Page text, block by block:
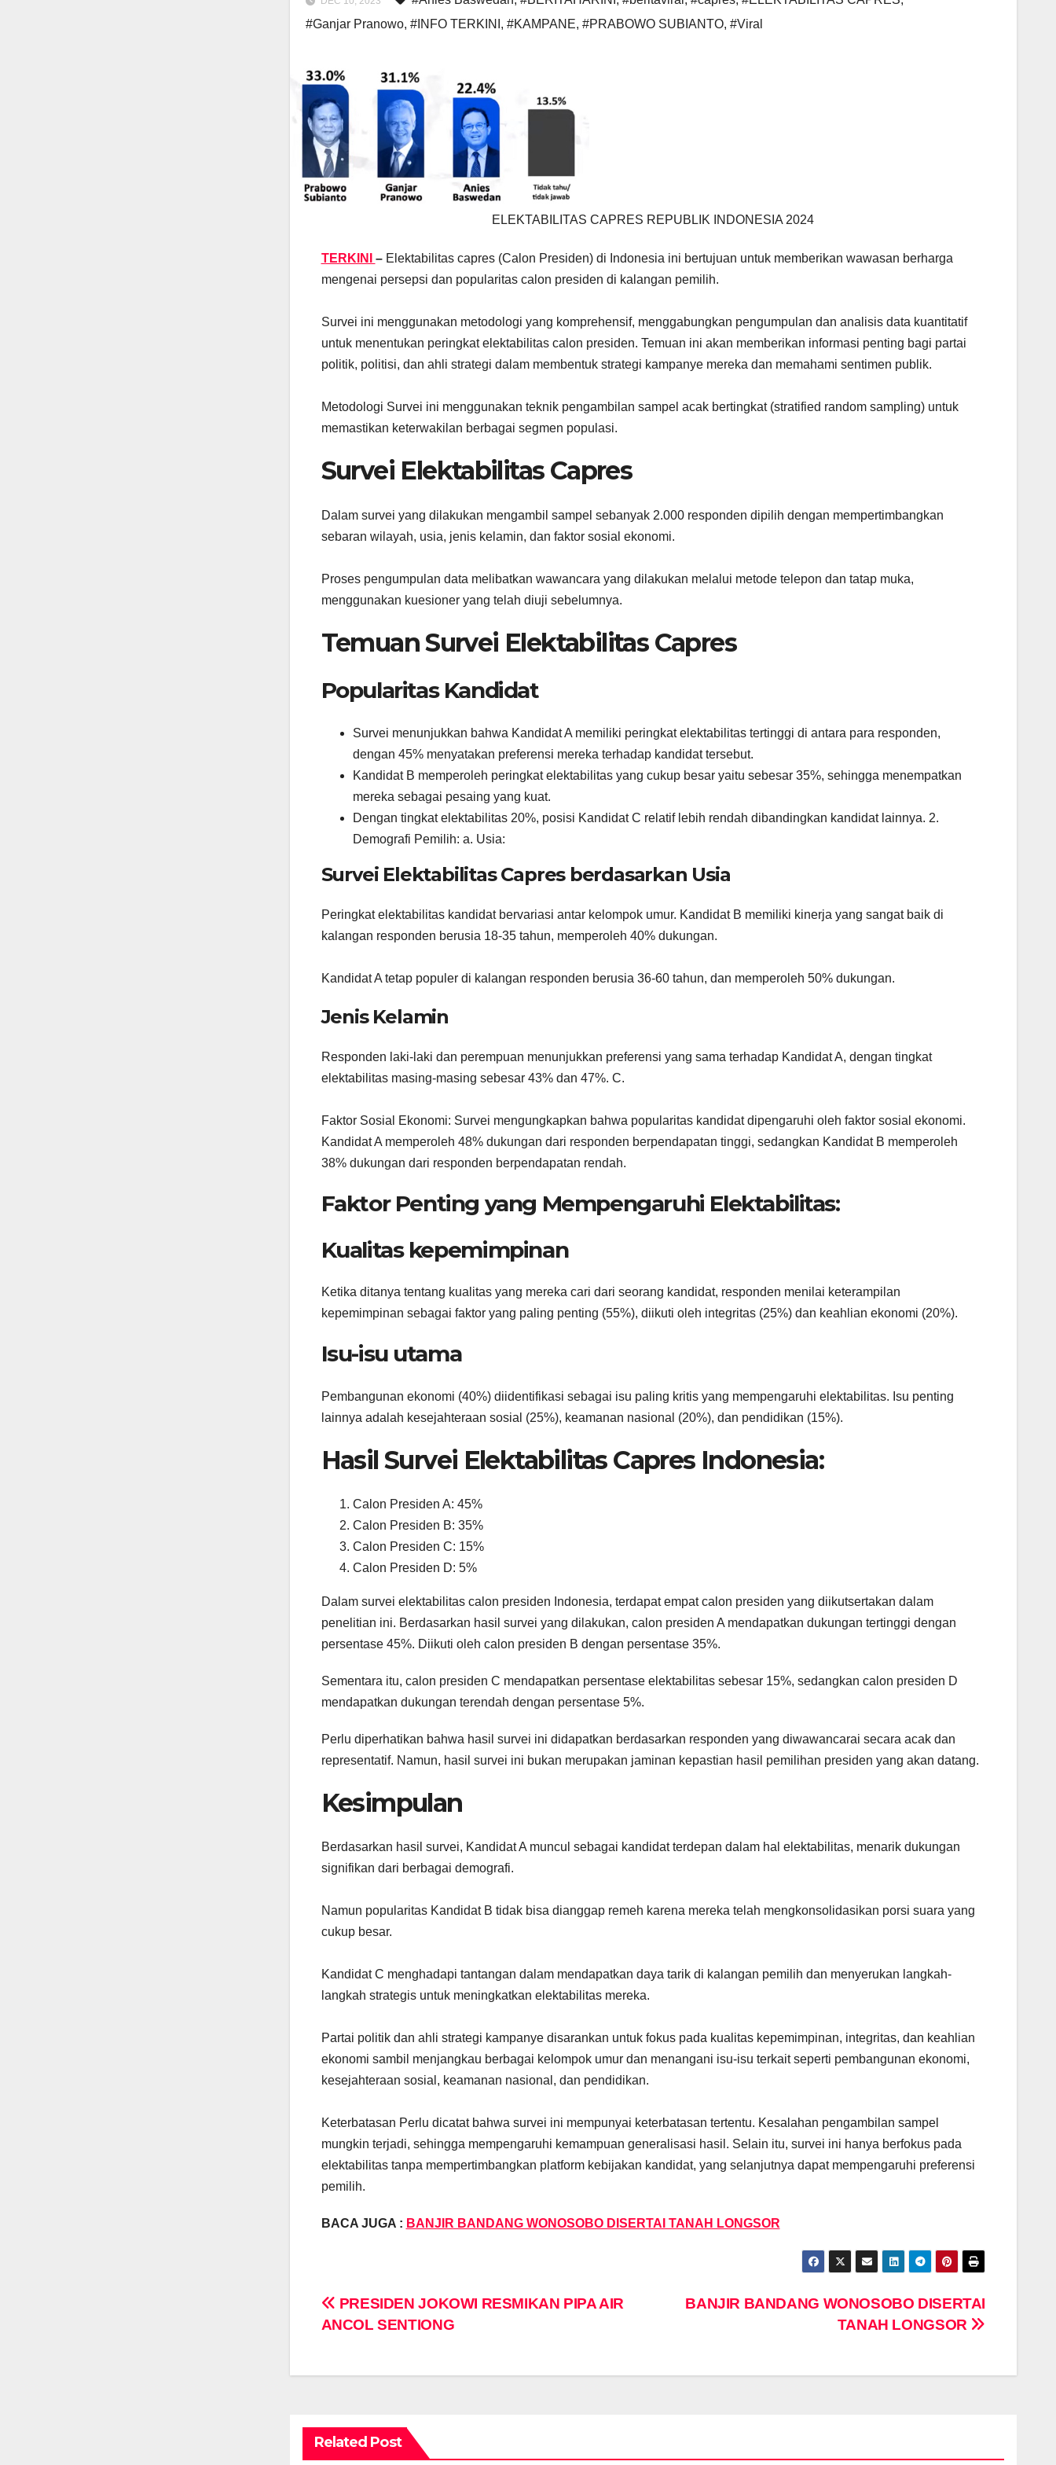
#Ganjar Pranowo, #INFO TERKINI , #KAMPANE, #PRABOWO SUBIANTO, #Viral
ELEKTABILITAS CAPRES REPUBLIK INDONESIA 2024
TERKINI – Elektabilitas capres (Calon Presiden) di Indonesia ini bertujuan untuk memberikan wawasan berharga
mengenai persepsi dan popularitas calon presiden di kalangan pemilih.
Survei ini menggunakan metodologi yang komprehensif, menggabungkan pengumpulan dan analisis data kuantitatif
untuk menentukan peringkat elektabilitas calon presiden. Temuan ini akan memberikan informasi penting bagi partai
politik, politisi, dan ahli strategi dalam membentuk strategi kampanye mereka dan memahami sentimen publik.
Metodologi Survei ini menggunakan teknik pengambilan sampel acak bertingkat (stratified random sampling) untuk
memastikan keterwakilan berbagai segmen populasi.
Survei Elektabilitas Capres
Dalam survei yang dilakukan mengambil sampel sebanyak 2.000 responden dipilih dengan mempertimbangkan
sebaran wilayah, usia, jenis kelamin, dan faktor sosial ekonomi.
Proses pengumpulan data melibatkan wawancara yang dilakukan melalui metode telepon dan tatap muka,
menggunakan kuesioner yang telah diuji sebelumnya.
Temuan Survei Elektabilitas Capres
Popularitas Kandidat
Survei menunjukkan bahwa Kandidat A memiliki peringkat elektabilitas tertinggi di antara para responden,
dengan 45% menyatakan preferensi mereka terhadap kandidat tersebut.
Kandidat B memperoleh peringkat elektabilitas yang cukup besar yaitu sebesar 35%, sehingga menempatkan
mereka sebagai pesaing yang kuat.
Dengan tingkat elektabilitas 20%, posisi Kandidat C relatif lebih rendah dibandingkan kandidat lainnya. 2.
Demografi Pemilih: a. Usia:
Survei Elektabilitas Capres berdasarkan Usia
Peringkat elektabilitas kandidat bervariasi antar kelompok umur. Kandidat B memiliki kinerja yang sangat baik di
kalangan responden berusia 18-35 tahun, memperoleh 40% dukungan.
Kandidat A tetap populer di kalangan responden berusia 36-60 tahun, dan memperoleh 50% dukungan.
Jenis Kelamin
Responden laki-laki dan perempuan menunjukkan preferensi yang sama terhadap Kandidat A, dengan tingkat
elektabilitas masing-masing sebesar 43% dan 47%. C.
Faktor Sosial Ekonomi: Survei mengungkapkan bahwa popularitas kandidat dipengaruhi oleh faktor sosial ekonomi.
Kandidat A memperoleh 48% dukungan dari responden berpendapatan tinggi, sedangkan Kandidat B memperoleh
38% dukungan dari responden berpendapatan rendah.
Faktor Penting yang Mempengaruhi Elektabilitas:
Kualitas kepemimpinan
Ketika ditanya tentang kualitas yang mereka cari dari seorang kandidat, responden menilai keterampilan
kepemimpinan sebagai faktor yang paling penting (55%), diikuti oleh integritas (25%) dan keahlian ekonomi (20%).
Isu-isu utama
Pembangunan ekonomi (40%) diidentifikasi sebagai isu paling kritis yang mempengaruhi elektabilitas. Isu penting
lainnya adalah kesejahteraan sosial (25%), keamanan nasional (20%), dan pendidikan (15%).
Hasil Survei Elektabilitas Capres Indonesia:
Calon Presiden A: 45%
Calon Presiden B: 35%
Calon Presiden C: 15%
Calon Presiden D: 5%
Dalam survei elektabilitas calon presiden Indonesia, terdapat empat calon presiden yang diikutsertakan dalam
penelitian ini. Berdasarkan hasil survei yang dilakukan, calon presiden A mendapatkan dukungan tertinggi dengan
persentase 45%. Diikuti oleh calon presiden B dengan persentase 35%.
Sementara itu, calon presiden C mendapatkan persentase elektabilitas sebesar 15%, sedangkan calon presiden D
mendapatkan dukungan terendah dengan persentase 5%.
Perlu diperhatikan bahwa hasil survei ini didapatkan berdasarkan responden yang diwawancarai secara acak dan
representatif. Namun, hasil survei ini bukan merupakan jaminan kepastian hasil pemilihan presiden yang akan datang.
Kesimpulan
Berdasarkan hasil survei, Kandidat A muncul sebagai kandidat terdepan dalam hal elektabilitas, menarik dukungan
signifikan dari berbagai demografi.
Namun popularitas Kandidat B tidak bisa dianggap remeh karena mereka telah mengkonsolidasikan porsi suara yang
cukup besar.
Kandidat C menghadapi tantangan dalam mendapatkan daya tarik di kalangan pemilih dan menyerukan langkah-
langkah strategis untuk meningkatkan elektabilitas mereka.
Partai politik dan ahli strategi kampanye disarankan untuk fokus pada kualitas kepemimpinan, integritas, dan keahlian
ekonomi sambil menjangkau berbagai kelompok umur dan menangani isu-isu terkait seperti pembangunan ekonomi,
kesejahteraan sosial, keamanan nasional, dan pendidikan.
Keterbatasan Perlu dicatat bahwa survei ini mempunyai keterbatasan tertentu. Kesalahan pengambilan sampel
mungkin terjadi, sehingga mempengaruhi kemampuan generalisasi hasil. Selain itu, survei ini hanya berfokus pada
elektabilitas tanpa mempertimbangkan platform kebijakan kandidat, yang selanjutnya dapat mempengaruhi preferensi
pemilih.
BACA JUGA : BANJIR BANDANG WONOSOBO DISERTAI TANAH LONGSOR
Post
BANJIR BANDANG WONOSOBO DISERTAI
TANAH LONGSOR
PRESIDEN JOKOWI RESMIKAN PIPA AIR
ANCOL SENTIONG
Related Post